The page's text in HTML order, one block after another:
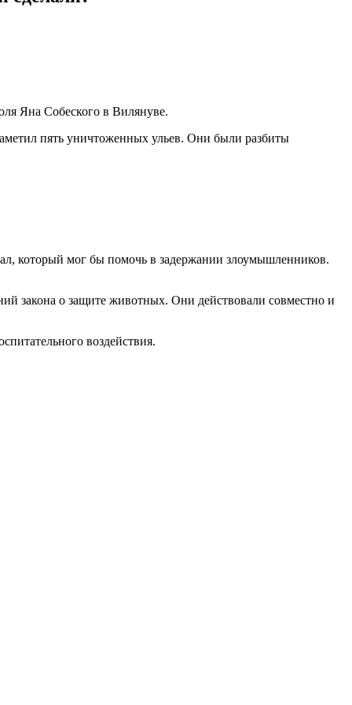
Яна Собеского в Вилянуве.
пять уничтоженных ульев. Они были разбиты
который мог бы помочь в задержании злоумышленников.
закона о защите животных. Они действовали совместно и
воздействия.